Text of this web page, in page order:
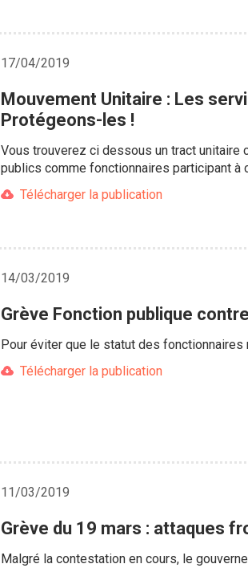
17/04/2019
Mouvement Unitaire : Les
Protégeons-les !
Vous trouverez ci dessous un tract
publics comme fonctionnaires participant
Télécharger la publication
14/03/2019
Grève Fonction publique
Pour éviter que le statut des
Télécharger la publication
11/03/2019
Grève du 19 mars : attaques
Malgré la contestation en cours, le